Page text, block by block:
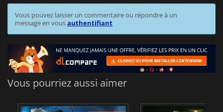
Vous pouvez laisser un commentaire ou répondre à un
message en vousauthentifiant
Vous pourriez aussi aimer